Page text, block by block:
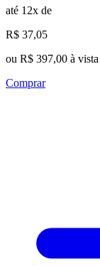
até 12x de
R$ 37,05
ou R$ 397,00 à vista
Comprar